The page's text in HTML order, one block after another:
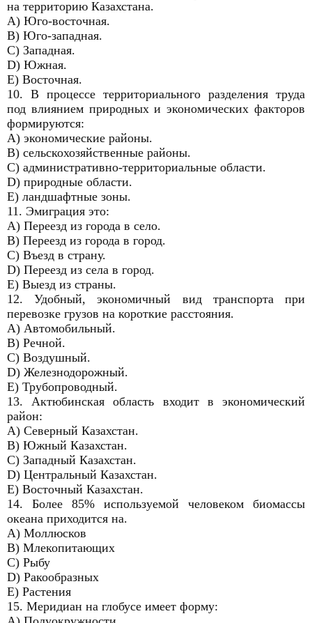
на территорию Казахстана.
A) Юго-восточная.
B) Юго-западная.
C) Западная.
D) Южная.
E) Восточная.
10. В процессе территориального разделения труда
под влиянием природных и экономических факторов
формируются:
A) экономические районы.
B) сельскохозяйственные районы.
C) административно-территориальные области.
D) природные области.
E) ландшафтные зоны.
11. Эмиграция это:
A) Переезд из города в село.
B) Переезд из города в город.
C) Въезд в страну.
D) Переезд из села в город.
E) Выезд из страны.
12. Удобный, экономичный вид транспорта при
перевозке грузов на короткие расстояния.
A) Автомобильный.
B) Речной.
C) Воздушный.
D) Железнодорожный.
E) Трубопроводный.
13. Актюбинская область входит в экономический
район:
A) Северный Казахстан.
B) Южный Казахстан.
C) Западный Казахстан.
D) Центральный Казахстан.
E) Восточный Казахстан.
14. Более 85% используемой человеком биомассы
океана приходится на.
A) Моллюсков
B) Млекопитающих
C) Рыбу
D) Ракообразных
E) Растения
15. Меридиан на глобусе имеет форму: